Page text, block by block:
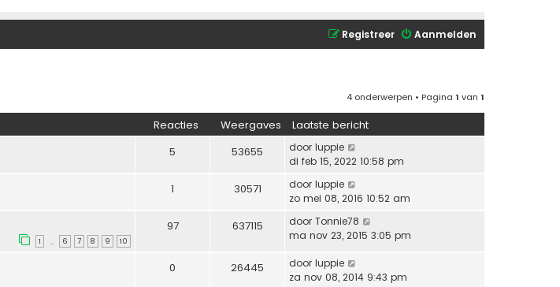
Aanmelden
Registreer
4 onderwerpen • Pagina 1 van 1
Reacties Weergaves Laatste bericht
5 53655 door luppie
di feb 15, 2022 10:58 pm
1 30571 door luppie
zo mei 08, 2016 10:52 am
1 … 6 7 8 9 10
97 637115 door Tonnie78
ma nov 23, 2015 3:05 pm
0 26445 door luppie
za nov 08, 2014 9:43 pm